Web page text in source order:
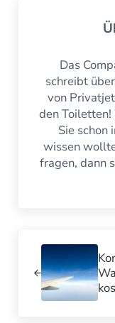
Das
schreibt
von
den
Sie schon
wissen
fragen, dann